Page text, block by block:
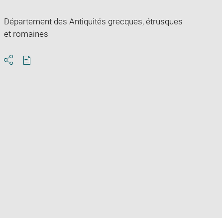
Département des Antiquités grecques, étrusques
et romaines